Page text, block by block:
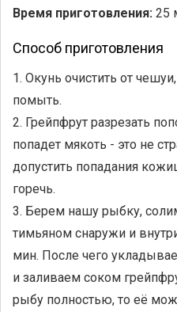
Время приготовления: 25
Способ приготовления
1. Окунь очистить от
помыть.
2. Грейпфрут разрезать
попадет мякоть - это не
допустить попадания
горечь.
3. Берем нашу рыбку,
тимьяном снаружи и
мин. После чего
и заливаем соком
рыбу полностью, то её